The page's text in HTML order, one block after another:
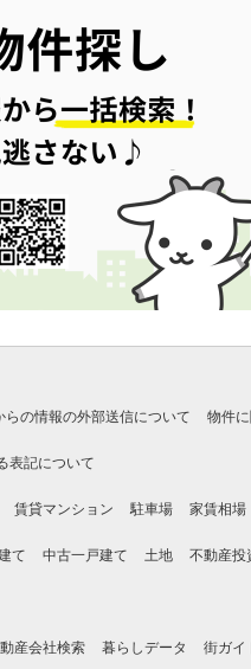
らの情報の外部送信について 物件
表記について
賃貸マンション 駐車場 家賃相場
て 中古一戸建て 土地 不動産投
産会社検索 暮らしデータ 街ガイ